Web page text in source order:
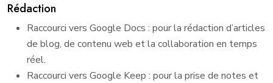
Rédaction
Raccourci vers Google Docs : pour la rédaction d’articles
de blog, de contenu web et la collaboration en temps
réel.
Raccourci vers Google Keep : pour la prise de notes et